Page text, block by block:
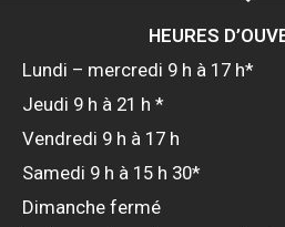
HEURES
Lundi – mercredi 9 h à 17 h*
Jeudi 9 h à 21 h *
Vendredi 9 h à 17 h
Samedi 9 h à 15 h 30*
Dimanche fermé